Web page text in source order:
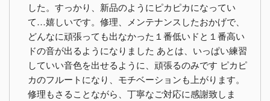
した。すっかり、新品のようにピカピカになってい
て…嬉しいです。修理、メンテナンスしたおかげで、
どんなに頑張っても出なかった１番低いドと１番高い
ドの音が出るようになりました あとは、いっぱい練習
していい音色を出せるように、頑張るのみです ピカピ
カのフルートになり、モチベーションも上がります。
修理もさることながら、丁寧なご対応に感謝致しま